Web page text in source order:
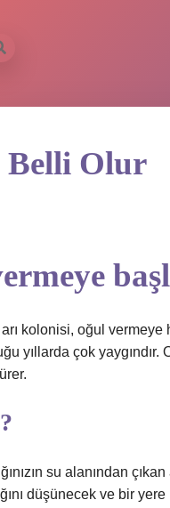
Belli Olur
kolonisi, oğul
yıllarda çok yaygındır.
su alanından
düşünecek ve bir yere